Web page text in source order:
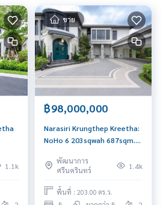
1.1k
ขาย
฿98,000,000
Narasiri Krungthep Kreetha:
NoHo 6 203sqwah 687sqm.
0656199198
พัฒนาการ
ศรีนครินทร์
1.4k
พื้นที่ : 203.00 ตร.ว.